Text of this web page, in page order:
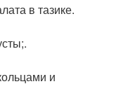
в тазике.
и